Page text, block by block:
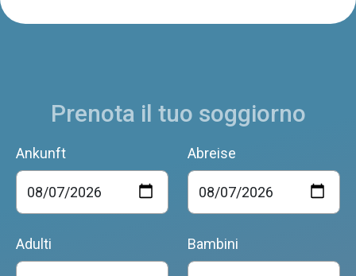
Prenota il tuo soggiorno
Ankunft Abreise
Adulti Bambini